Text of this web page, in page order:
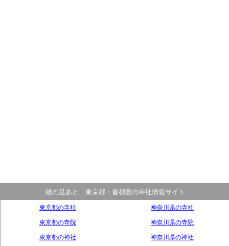
猫の足あと｜東京都・首都圏の寺社情報サイト
東京都の寺社
東京都の寺院
東京都の神社
神奈川県の寺社
神奈川県の寺院
神奈川県の神社